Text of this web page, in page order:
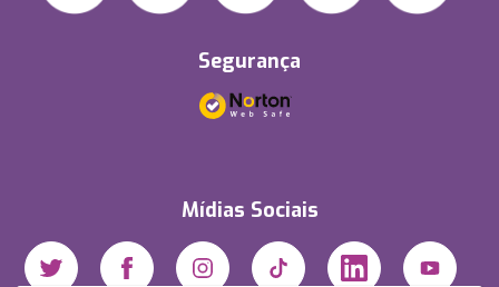
Segurança
Mídias Sociais